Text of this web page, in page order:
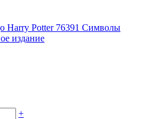
Harry Potter 76391 Символы
издание
+